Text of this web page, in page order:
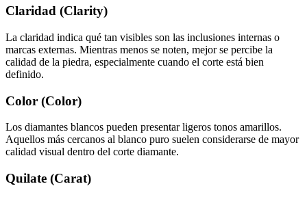
Claridad (Clarity)
La claridad indica qué tan visibles son las inclusiones internas o
marcas externas. Mientras menos se noten, mejor se percibe la
calidad de la piedra, especialmente cuando el corte está bien
definido.
Color (Color)
Los diamantes blancos pueden presentar ligeros tonos amarillos.
Aquellos más cercanos al blanco puro suelen considerarse de mayor
calidad visual dentro del corte diamante.
Quilate (Carat)